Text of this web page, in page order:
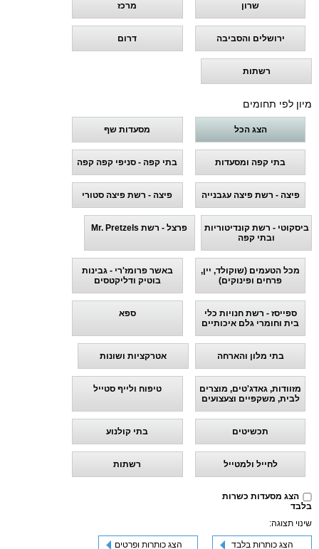
שרון מרכז
ירושלים והסביבה דרום
רשתות
מיון לפי תחומים
הצג הכל מסעדות שף
בתי קפה ומסעדות בתי קפה - סניפי קפה קפה
פיצה - רשת פיצה עגבנייה פיצה - רשת פיצה סטורי
ביסקוטי - רשת קונדיטוריות
ובתי קפה
פרצל - רשת Mr. Pretzels
מכל הטעמים (שוקולד, יין,
פרחים ופינוקים)
באשר פרומז'רי - גבינות
בוטיק ודליקטסים
ספייסז - רשת חנויות כלי
בית וחומרי גלם איכותיים
ספא
בתי מלון והארחה אטרקציות ושונות
מזוודות, גאדג'טים, מוצרים
לבית, משקפיים וצעצועים
טיפוח ולייף סטייל
תכשיטים בתי קולנוע
לחייל ולמטייל רשתות
הצג מסעדות כשרות
בלבד
שינוי תצוגה:
הצג כותרות בלבד הצג כותרות ופרטים